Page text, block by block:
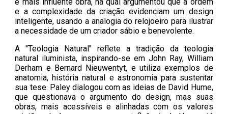
e a complexidade da criação evidenciam um design
inteligente, usando a analogia do relojoeiro para ilustrar
a necessidade de um criador sábio e benevolente.
A "Teologia Natural" reflete a tradição da teologia
natural iluminista, inspirando-se em John Ray, William
Derham e Bernard Nieuwentyt, e utiliza exemplos de
anatomia, história natural e astronomia para sustentar
sua tese. Paley dialogou com as ideias de David Hume,
que questionava o argumento do design, mas suas
obras, mais acessíveis e alinhadas com os valores